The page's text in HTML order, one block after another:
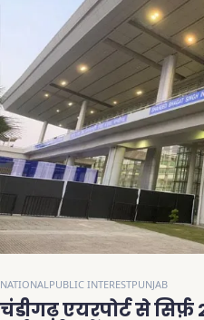
NATIONAL PUBLIC INTERESTPUNJAB
चंडीगढ़ एयरपोर्ट से सिर्फ़